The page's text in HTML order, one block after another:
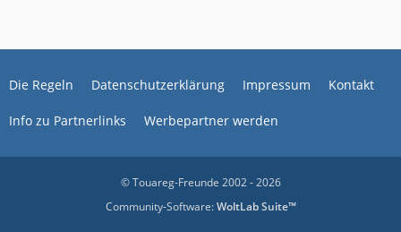
Die Regeln Datenschutzerklärung Impressum Kontakt
Info zu Partnerlinks Werbepartner werden
© Touareg-Freunde 2002 - 2026
Community-Software:WoltLab Suite™